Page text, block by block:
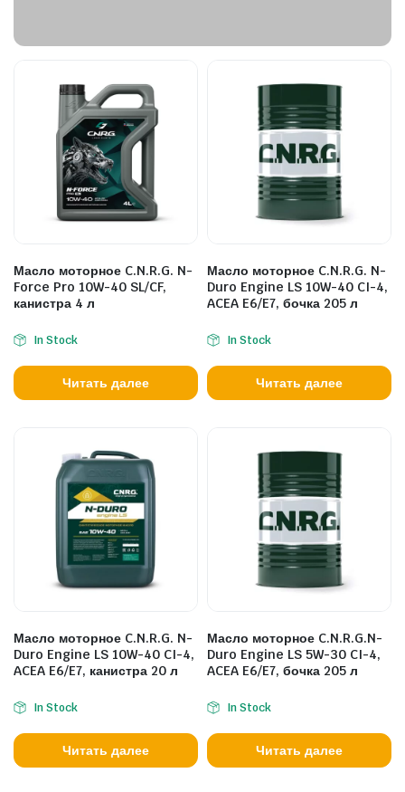
Масло моторное C.N.R.G. N-
Force Pro 10W-40 SL/CF,
канистра 4 л
In Stock
Читать далее
Масло моторное C.N.R.G. N-
Duro Engine LS 10W-40 CI-4,
ACEA E6/E7, бочка 205 л
In Stock
Читать далее
Масло моторное C.N.R.G. N-
Duro Engine LS 10W-40 CI-4,
ACEA E6/E7, канистра 20 л
In Stock
Читать далее
Масло моторное C.N.R.G.N-
Duro Engine LS 5W-30 CI-4,
ACEA E6/E7, бочка 205 л
In Stock
Читать далее